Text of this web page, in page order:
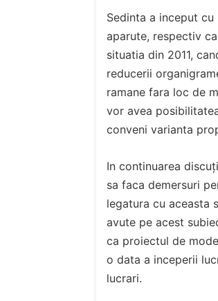
Sedinta a inceput
aparute, respectiv
situatia din 2011,
reducerii
ramane fara loc de
vor avea
conveni varianta
In continuarea
sa faca demersuri
legatura cu aceasta
avute pe acest
ca proiectul de
o data a inceperii
lucrari.